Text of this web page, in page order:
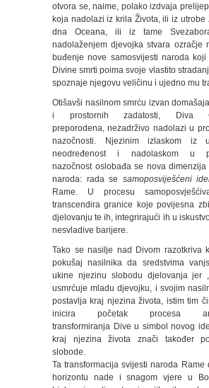
otvora se, naime, polako izdvaja
koja nadolazi iz krila Života, ili iz utrobe
dna Oceana, ili iz tame
nadolaženjem djevojka stvara ozračje
buđenje nove samosvijesti naroda
Divine smrti poima svoje vlastito
spoznaje njegovu veličinu i ujedno mu
Otišavši nasilnom smrću izvan
i prostornih zadatosti, Diva
preporodena, nezadrživo nadolazi u
nazočnosti. Njezinim izlaskom iz
neodređenost i nadolaskom u
nazočnost oslobađa se nova
naroda: rada se samoposviješćeni
Rame. U procesu
transcendira granice koje povijesna
djelovanju te ih, integrirajući ih u
nesvladive barijere.
Tako se nasilje nad Divom razotkriva
pokušaj nasilnika da sredstvima
ukine njezinu slobodu djelovanja jer
usmrćuje mladu djevojku, i svojim
postavlja kraj njezina života, istim tim
inicira početak procesa
transformiranja Dive u simbol novog
kraj njezina života znači također
slobode.
Ta transformacija svijesti naroda Rame
horizontu nade i snagom vjere u